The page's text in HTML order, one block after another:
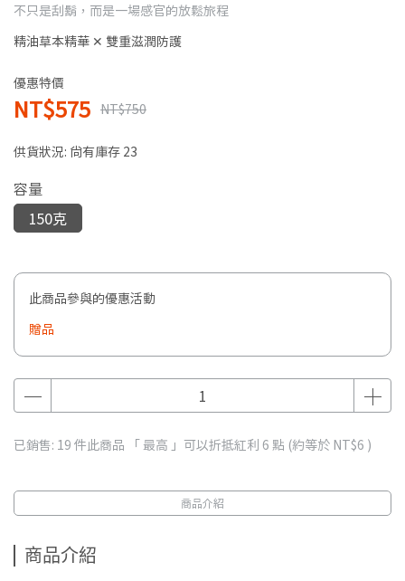
不只是刮鬍，而是一場感官的放鬆旅程
精油草本精華 ✕ 雙重滋潤防護
優惠特價
NT$575 NT$750
供貨狀況: 尚有庫存 23
容量
150克
此商品參與的優惠活動
贈品
已銷售: 19 件此商品 「 最高 」可以折抵紅利 6 點 (約等於 NT$6 )
商品介紹
商品介紹